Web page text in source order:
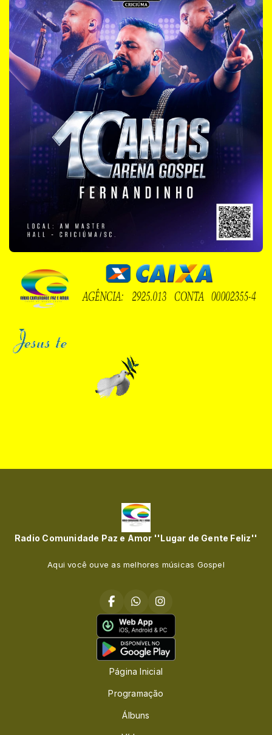
Radio Comunidade Paz e Amor ''Lugar de Gente Feliz''
Aqui você ouve as melhores músicas Gospel
Página Inicial
Programação
Álbuns